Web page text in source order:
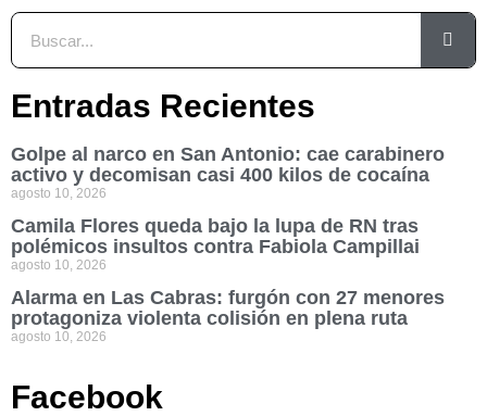
Entradas Recientes
Golpe al narco en San Antonio: cae carabinero
activo y decomisan casi 400 kilos de cocaína
agosto 10, 2026
Camila Flores queda bajo la lupa de RN tras
polémicos insultos contra Fabiola Campillai
agosto 10, 2026
Alarma en Las Cabras: furgón con 27 menores
protagoniza violenta colisión en plena ruta
agosto 10, 2026
Facebook